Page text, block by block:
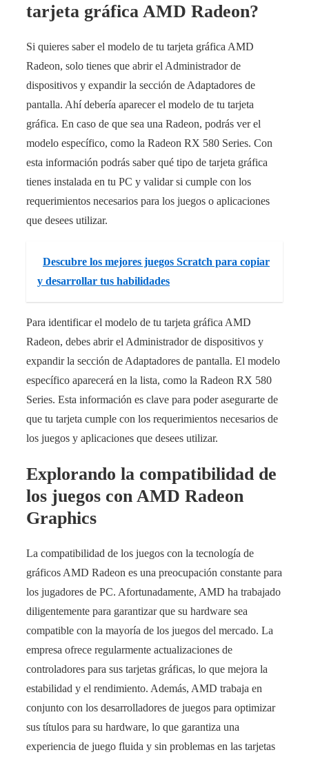
tarjeta gráfica AMD Radeon?
Si quieres saber el modelo de tu tarjeta gráfica AMD
Radeon, solo tienes que abrir el Administrador de
dispositivos y expandir la sección de Adaptadores de
pantalla. Ahí debería aparecer el modelo de tu tarjeta
gráfica. En caso de que sea una Radeon, podrás ver el
modelo específico, como la Radeon RX 580 Series. Con
esta información podrás saber qué tipo de tarjeta gráfica
tienes instalada en tu PC y validar si cumple con los
requerimientos necesarios para los juegos o aplicaciones
que desees utilizar.
Descubre los mejores juegos Scratch para copiar
y desarrollar tus habilidades
Para identificar el modelo de tu tarjeta gráfica AMD
Radeon, debes abrir el Administrador de dispositivos y
expandir la sección de Adaptadores de pantalla. El modelo
específico aparecerá en la lista, como la Radeon RX 580
Series. Esta información es clave para poder asegurarte de
que tu tarjeta cumple con los requerimientos necesarios de
los juegos y aplicaciones que desees utilizar.
Explorando la compatibilidad de
los juegos con AMD Radeon
Graphics
La compatibilidad de los juegos con la tecnología de
gráficos AMD Radeon es una preocupación constante para
los jugadores de PC. Afortunadamente, AMD ha trabajado
diligentemente para garantizar que su hardware sea
compatible con la mayoría de los juegos del mercado. La
empresa ofrece regularmente actualizaciones de
controladores para sus tarjetas gráficas, lo que mejora la
estabilidad y el rendimiento. Además, AMD trabaja en
conjunto con los desarrolladores de juegos para optimizar
sus títulos para su hardware, lo que garantiza una
experiencia de juego fluida y sin problemas en las tarjetas